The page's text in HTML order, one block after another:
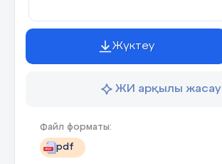
Жүктеу
ЖИ арқылы жасау
Файл форматы:
pdf